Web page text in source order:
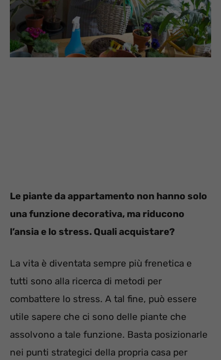
Le piante da appartamento non hanno solo
una funzione decorativa, ma riducono
l’ansia e lo stress. Quali acquistare?
La vita è diventata sempre più frenetica e
tutti sono alla ricerca di metodi per
combattere lo stress. A tal fine, può essere
utile sapere che ci sono delle piante che
assolvono a tale funzione. Basta posizionarle
nei punti strategici della propria casa per